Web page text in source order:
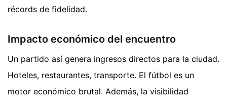
récords de fidelidad.
Impacto económico del encuentro
Un partido así genera ingresos directos para la ciudad.
Hoteles, restaurantes, transporte. El fútbol es un
motor económico brutal. Además, la visibilidad